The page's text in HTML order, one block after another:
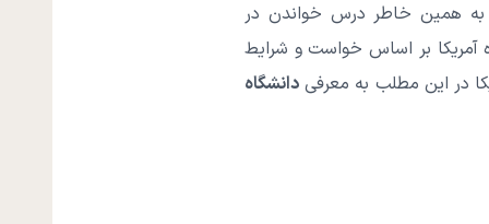
به همین خاطر درس خواندن در
آمریکا بر اساس خواست و شرایط
در این مطلب به معرفی دانشگاه